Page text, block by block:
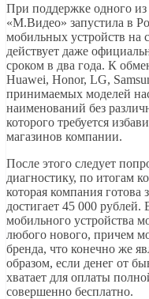
При поддержке одного
«М.Видео» запустила в
мобильных устройств на
действует даже
сроком в два года. К
Huawei, Honor, LG,
принимаемых моделей
наименований без
которого требуется
магазинов компании.
После этого следует
диагностику, по итогам
которая компания
достигает 45 000 рублей.
мобильного устройства
любого нового, причем
бренда, что конечно же
образом, если денег от
хватает для оплаты
совершенно бесплатно.